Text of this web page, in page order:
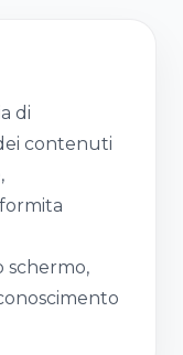
di
contenuti
schermo,